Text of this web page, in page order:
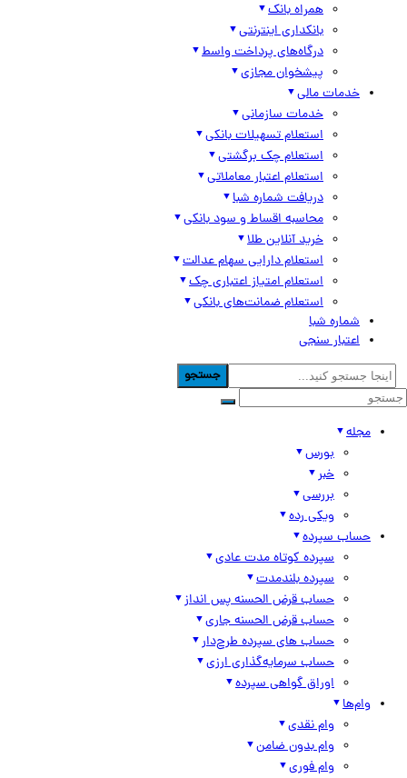
همراه بانک
بانکداری اینترنتی
درگاه‌های پرداخت واسط
پیشخوان مجازی
خدمات مالی
خدمات سازمانی
استعلام تسهیلات بانکی
استعلام چک برگشتی
استعلام اعتبار معاملاتی
دریافت شماره شبا
محاسبه اقساط و سود بانکی
خرید آنلاین طلا
استعلام دارایی سهام عدالت
استعلام امتیاز اعتباری چک
استعلام ضمانت‌های بانکی
شماره شبا
اعتبار سنجی
جستجو
مجله
بورس
خبر
بررسی
ویکی رده
حساب سپرده
سپرده کوتاه مدت عادی
سپرده بلندمدت
حساب قرض الحسنه پس انداز
حساب قرض الحسنه جاری
حساب های سپرده طرح‌دار
حساب سرمایه‌گذاری ارزی
اوراق گواهی سپرده
وام‌ها
وام نقدی
وام بدون ضامن
وام فوری